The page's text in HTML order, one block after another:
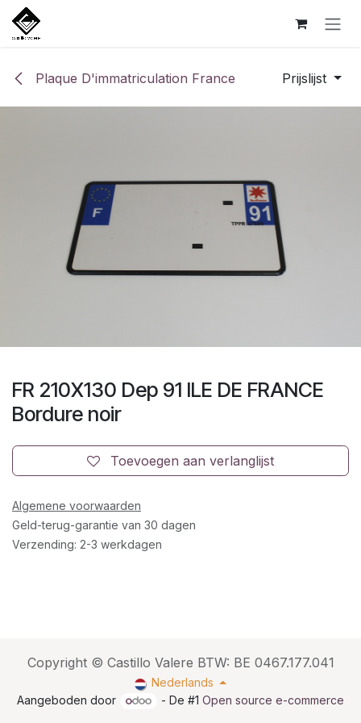
Overslaan naar inhoud
Plaque D'immatriculation France Prijslijst
FR 210X130 Dep 91 ILE DE FRANCE
Bordure noir
Toevoegen aan verlanglijst
Algemene voorwaarden
Geld-terug-garantie van 30 dagen
Verzending: 2-3 werkdagen
Copyright © Castillo Valere BTW: BE 0467.177.041
Nederlands
Aangeboden door
- De #1Open source e-commerce